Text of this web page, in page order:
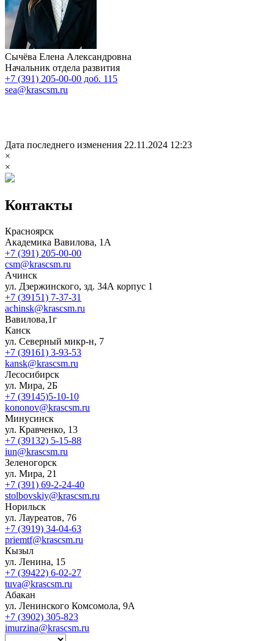
Сычёва Елена Александровна
Начальник отдела развития
+7 (391) 205-00-00 доб. 115
sea@krascsm.ru
Дата последнего изменения 22.11.2024 12:23
×
×
Контакты
Красноярск
Академика Вавилова, 1А
+7 (391) 205-00-00
csm@krascsm.ru
Ачинск
ул. Дзержинского, зд. 34А корпус 1
+7 (39151) 7-37-31
achinsk@krascsm.ru
Вавилова,1г
Канск
ул. Северный микр-н, 7
+7 (39161) 3-93-53
kansk@krascsm.ru
Лесосибирск
ул. Мира, 2Б
+7 (39145)5-10-10
kononov@krascsm.ru
Минусинск
ул. Кравченко, 13
+7 (39132) 5-15-88
iun@krascsm.ru
Зеленогорск
ул. Мира, 21
+7 (391) 69-2-24-40
stolbovskiy@krascsm.ru
Норильск
ул. Лауреатов, 76
+7 (3919) 34-04-63
priemtf@krascsm.ru
Кызыл
ул. Ленина, 15
+7 (39422) 6-02-27
tuva@krascsm.ru
Абакан
ул. Ленинского Комсомола, 9А
+7 (3902) 305-823
imurzina@krascsm.ru